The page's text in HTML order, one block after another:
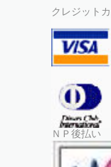
クレジット
ＮＰ後払い